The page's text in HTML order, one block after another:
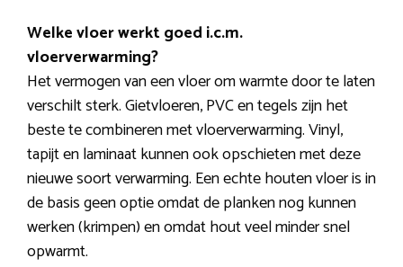
Welke vloer werkt goed i.c.m.
vloerverwarming?
Het vermogen van een vloer om warmte door te laten
verschilt sterk. Gietvloeren, PVC en tegels zijn het
beste te combineren met vloerverwarming. Vinyl,
tapijt en laminaat kunnen ook opschieten met deze
nieuwe soort verwarming. Een echte houten vloer is in
de basis geen optie omdat de planken nog kunnen
werken (krimpen) en omdat hout veel minder snel
opwarmt.